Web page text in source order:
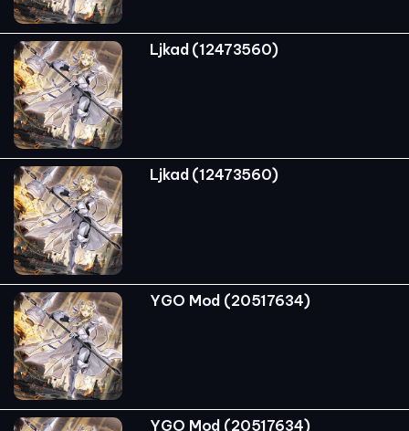
Ljkad (12473560)
Ljkad (12473560)
YGO Mod (20517634)
YGO Mod (20517634)